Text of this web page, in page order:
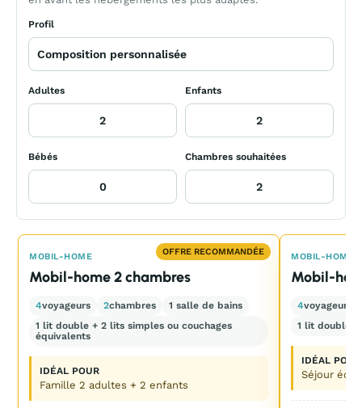
Profil
Adultes Enfants
Bébés Chambres souhaitées
OFFRE RECOMMANDÉE
MOBIL-HOME
Mobil-home 2 chambres
4voyageurs 2chambres
1 salle de bains
1 lit double + 2 lits simples ou couchages
équivalents
IDÉAL POUR
Famille 2 adultes + 2 enfants
MOBIL-HOME
Mobil-
4voyageurs
1 lit double +
IDÉAL POUR
Séjour